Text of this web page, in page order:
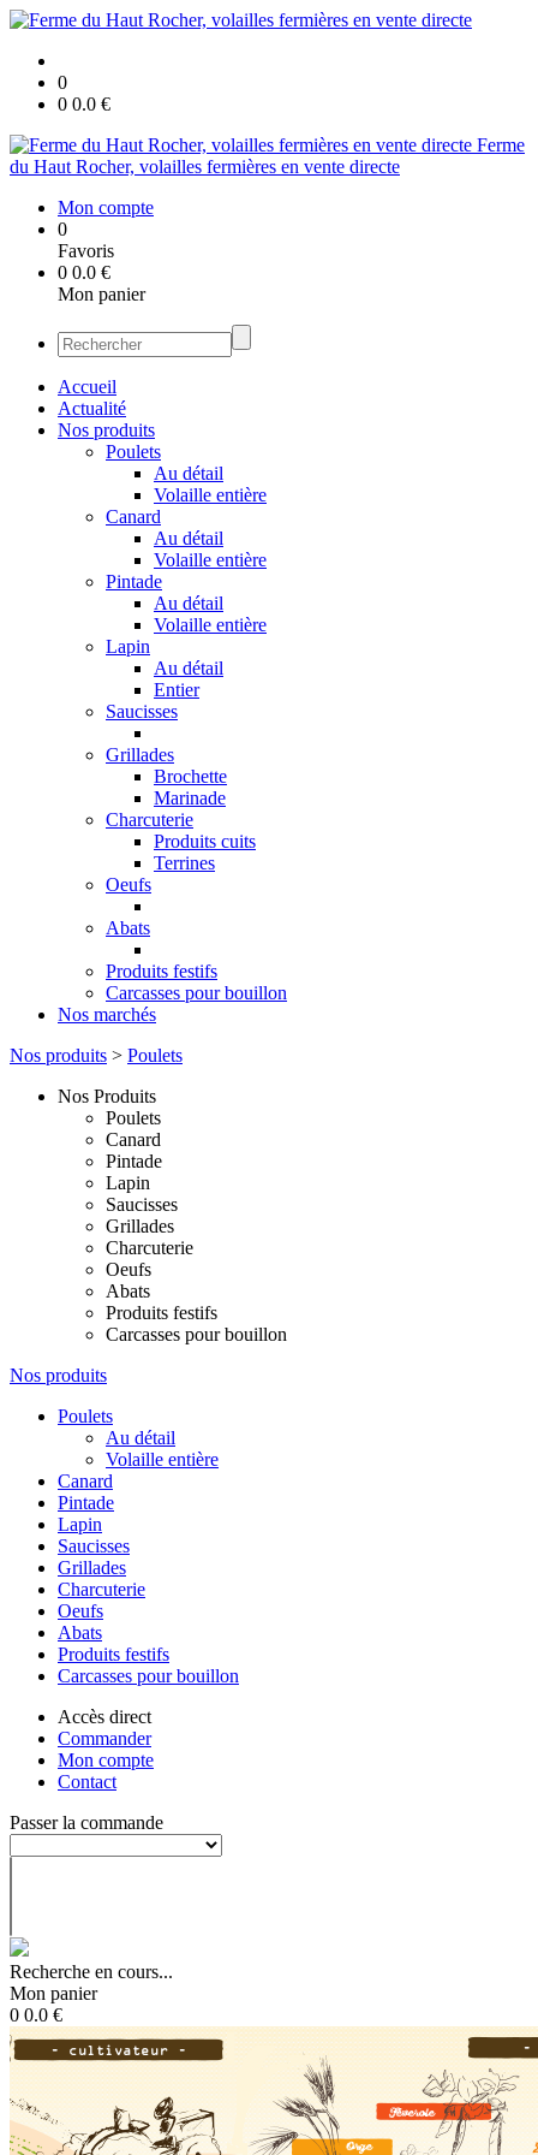
0
0 0.0 €
Ferme
du Haut Rocher, volailles fermières en vente directe
Mon compte
0
Favoris
0 0.0 €
Mon panier
Accueil
Actualité
Nos produits
Poulets
Au détail
Volaille entière
Canard
Au détail
Volaille entière
Pintade
Au détail
Volaille entière
Lapin
Au détail
Entier
Saucisses
Grillades
Brochette
Marinade
Charcuterie
Produits cuits
Terrines
Oeufs
Abats
Produits festifs
Carcasses pour bouillon
Nos marchés
Nos produits > Poulets
Nos Produits
Poulets
Canard
Pintade
Lapin
Saucisses
Grillades
Charcuterie
Oeufs
Abats
Produits festifs
Carcasses pour bouillon
Nos produits
Poulets
Au détail
Volaille entière
Canard
Pintade
Lapin
Saucisses
Grillades
Charcuterie
Oeufs
Abats
Produits festifs
Carcasses pour bouillon
Accès direct
Commander
Mon compte
Contact
Passer la commande
Recherche en cours...
Mon panier
0 0.0 €